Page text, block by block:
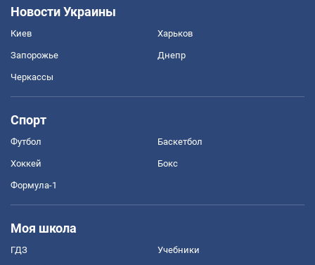
Новости Украины
Киев Харьков
Запорожье Днепр
Черкассы
Спорт
Футбол Баскетбол
Хоккей Бокс
Формула-1
Моя школа
ГДЗ Учебники